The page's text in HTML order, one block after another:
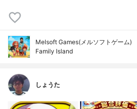
Melsoft Games(メルソフトゲーム)
Family Island
しょうた